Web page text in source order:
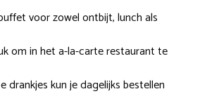
voor zowel ontbijt, lunch als
om in het a-la-carte restaurant te
drankjes kun je dagelijks bestellen